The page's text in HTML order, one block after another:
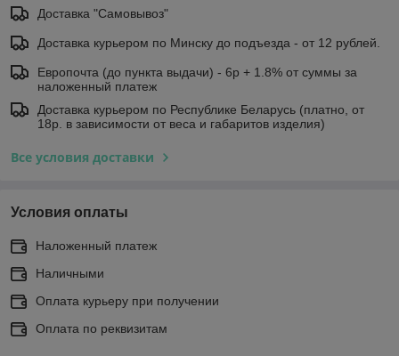
Доставка "Самовывоз"
Доставка курьером по Минску до подъезда - от 12 рублей.
Европочта (до пункта выдачи) - 6р + 1.8% от суммы за
наложенный платеж
Доставка курьером по Республике Беларусь (платно, от
18р. в зависимости от веса и габаритов изделия)
Все условия доставки
Условия оплаты
Наложенный платеж
Наличными
Оплата курьеру при получении
Оплата по реквизитам